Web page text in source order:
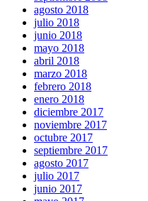
agosto 2018
julio 2018
junio 2018
mayo 2018
abril 2018
marzo 2018
febrero 2018
enero 2018
diciembre 2017
noviembre 2017
octubre 2017
septiembre 2017
agosto 2017
julio 2017
junio 2017